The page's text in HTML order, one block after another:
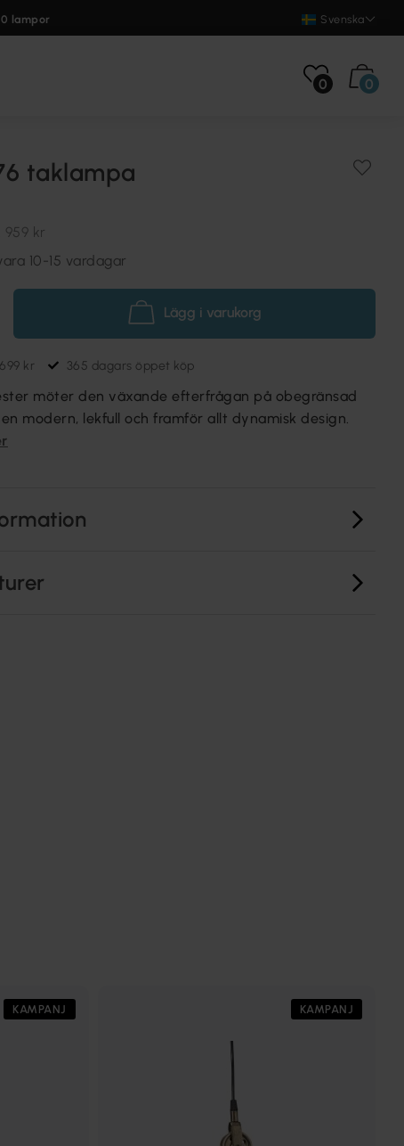
lampor Svenska
0 0
taklampa
959 kr
10-15 vardagar
Lägg i varukorg
kr 365 dagars öppet köp
möter den växande efterfrågan på obegränsad
modern, lekfull och framför allt dynamisk design.
KAMPANJ KAMPANJ